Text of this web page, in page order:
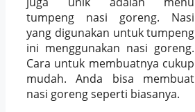
tumpeng nasi goreng. Nasi
yang digunakan untuk tumpeng
ini menggunakan nasi goreng.
Cara untuk membuatnya cukup
mudah. Anda bisa membuat
nasi goreng seperti biasanya.